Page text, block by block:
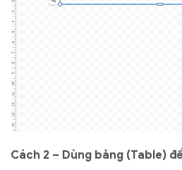
Cách 2 – Dùng bảng (Table)